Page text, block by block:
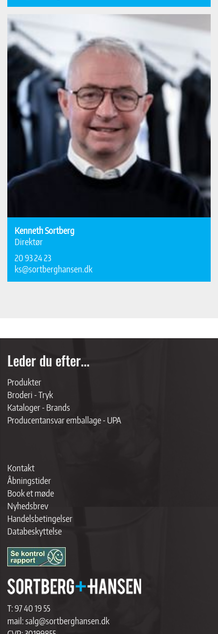
Kenneth Sortberg
Direktør
20 93 24 23
ks@sortberghansen.dk
Leder du efter...
Produkter
Broderi - Tryk
Kataloger - Brands
Producentansvar emballage - UPA
Kontakt
Åbningstider
Book et møde
Nyhedsbrev
Handelsbetingelser
Databeskyttelse
T:97 40 19 55
mail:salg@sortberghansen.dk